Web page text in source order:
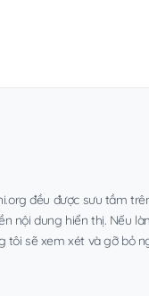
đều được sưu tầm
nội dung hiển thị. Nếu
tôi sẽ xem xét và gỡ bỏ